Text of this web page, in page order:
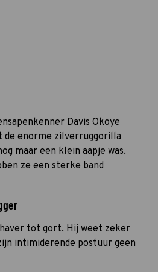
Davis Okoye
de enorme zilverruggorilla
maar een klein aapje was.
ze een sterke band
tot gort. Hij weet zeker
intimiderende postuur geen